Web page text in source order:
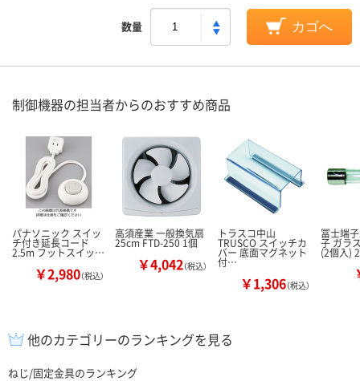
数量 カゴへ
制御機器の担当者からのおすすめ商品
パナソニック スイッ
チ付き延長コード
2.5m フットスイッ…
￥2,980（税込）
高須産業 一般換気扇
25cm FTD-250 1個
￥4,042（税込）
トラスコ中山
TRUSCO スイッチカ
バー 底面マグネット
付…
￥1,306（税込）
冨士端
子 ガラ
(2個入)
他のカテゴリーのランキングを見る
ねじ/固定金具のランキング